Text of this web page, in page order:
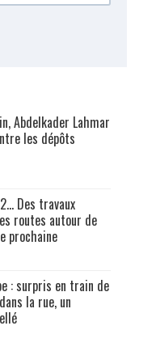
Abdelkader Lahmar
les dépôts
Des travaux
routes autour de
prochaine
: surpris en train de
la rue, un